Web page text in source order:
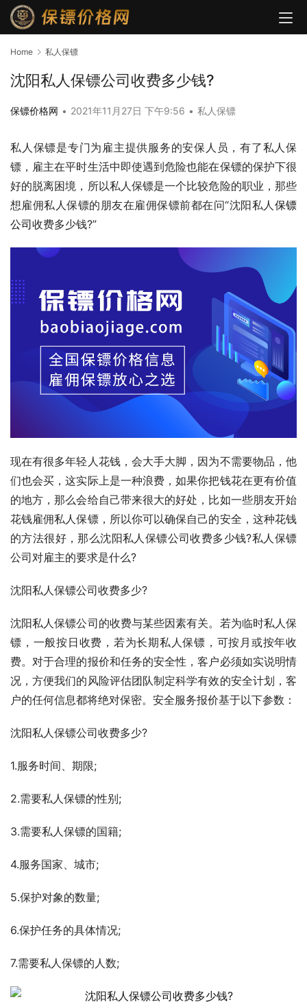
Home 私人保镖
沈阳私人保镖公司收费多少钱?
保镖价格网 • 2021年11月27日 下午9:56 • 私人保镖
私人保镖是专门为雇主提供服务的安保人员，有了私人保
镖，雇主在平时生活中即使遇到危险也能在保镖的保护下很
好的脱离困境，所以私人保镖是一个比较危险的职业，那些
想雇佣私人保镖的朋友在雇佣保镖前都在问“沈阳私人保镖
公司收费多少钱?”
现在有很多年轻人花钱，会大手大脚，因为不需要物品，他
们也会买，这实际上是一种浪费，如果你把钱花在更有价值
的地方，那么会给自己带来很大的好处，比如一些朋友开始
花钱雇佣私人保镖，所以你可以确保自己的安全，这种花钱
的方法很好，那么沈阳私人保镖公司收费多少钱?私人保镖
公司对雇主的要求是什么?
沈阳私人保镖公司收费多少?
沈阳私人保镖公司的收费与某些因素有关。若为临时私人保
镖，一般按日收费，若为长期私人保镖，可按月或按年收
费。对于合理的报价和任务的安全性，客户必须如实说明情
况，方便我们的风险评估团队制定科学有效的安全计划，客
户的任何信息都将绝对保密。安全服务报价基于以下参数：
沈阳私人保镖公司收费多少?
1.服务时间、期限;
2.需要私人保镖的性别;
3.需要私人保镖的国籍;
4.服务国家、城市;
5.保护对象的数量;
6.保护任务的具体情况;
7.需要私人保镖的人数;